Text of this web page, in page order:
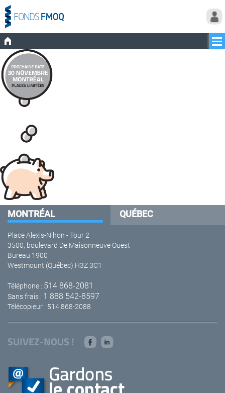
MONTRÉAL QUÉBEC
Place Alexis-Nihon - Tour 2
3500, boulevard De Maisonneuve Ouest
Bureau 1900
Westmount (Québec) H3Z 3C1
Téléphone : 514 868-2081
Sans frais : 1 888 542-8597
Télécopieur : 514 868-2088
SUIVEZ-NOUS !